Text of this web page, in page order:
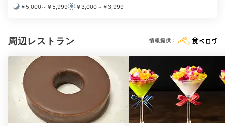
©Disney／Pixar
夕食後も楽しいひと時を。「メダリオンメーカー」でオ
リジナルのスーベニアメダルを作ったり、「メダルタイ
パー」で人気キャラのメダルを作ったり。館内散策やラ
イトアップされた広場や中庭での夜景鑑賞もおすすめ。
￥5,000～￥5,999
￥3,000～￥3,999
周辺レストラン 情報提供：